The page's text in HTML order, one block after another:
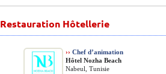
Restauration Hôtellerie
›› Chef d’animation
Hôtel Nozha Beach
Nabeul, Tunisie